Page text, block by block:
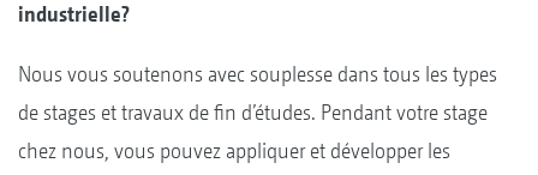
industrielle?
Nous vous soutenons avec souplesse dans tous les types
de stages et travaux de fin d’études. Pendant votre stage
chez nous, vous pouvez appliquer et développer les